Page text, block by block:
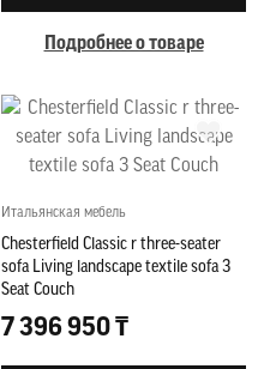
Подробнее о товаре
Итальянская мебель
Chesterfield Classic r three-seater
sofa Living landscape textile sofa 3
Seat Couch
7 396 950 ₸